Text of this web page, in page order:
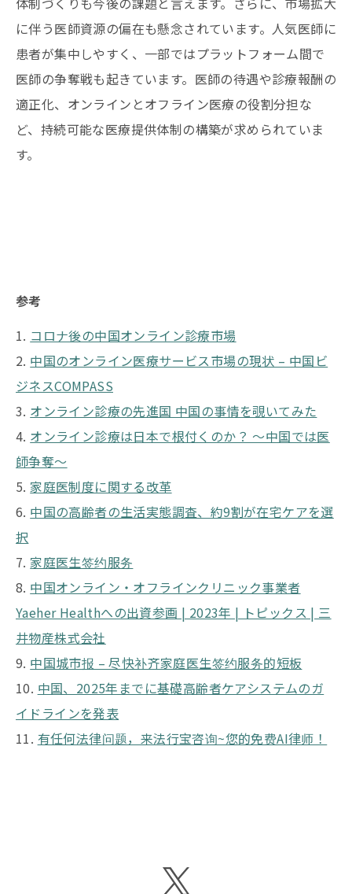
に伴う医師資源の偏在も懸念されています。人気医師に
患者が集中しやすく、一部ではプラットフォーム間で
医師の争奪戦も起きています。医師の待遇や診療報酬の
適正化、オンラインとオフライン医療の役割分担な
ど、持続可能な医療提供体制の構築が求められていま
す。
参考
1. コロナ後の中国オンライン診療市場
2. 中国のオンライン医療サービス市場の現状 – 中国ビ
ジネスCOMPASS
3. オンライン診療の先進国 中国の事情を覗いてみた
4. オンライン診療は日本で根付くのか？ 〜中国では医
師争奪〜
5.家庭医制度に関する改革
6. 中国の高齢者の生活実態調査、約9割が在宅ケアを選
択
7.家庭医生签约服务
8. 中国オンライン・オフラインクリニック事業者
Yaeher Healthへの出資参画 | 2023年 | トピックス | 三
井物産株式会社
9. 中国城市报 – 尽快补齐家庭医生签约服务的短板
10. 中国、2025年までに基礎高齢者ケアシステムのガ
イドラインを発表
11. 有任何法律问题，来法行宝咨询~您的免费AI律师！
X